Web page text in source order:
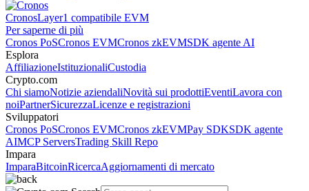
CronosLayer1 compatibile EVM
Per saperne di più
Cronos PoSCronos EVMCronos zkEVMSDK agente AI
Esplora
AffiliazioneIstituzionaliCustodia
Crypto.com
Chi siamoNotizie aziendaliNovità sui prodottiEventiLavora con
noiPartnerSicurezzaLicenze e registrazioni
Sviluppatori
Cronos PoSCronos EVMCronos zkEVMPay SDKSDK agente
AIMCP ServersTrading Skill Repo
Impara
ImparaBitcoinRicercaAggiornamenti di mercato